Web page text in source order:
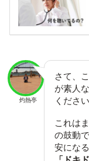
灼熱亭
さて、
が素人
ください
これは
の鼓動
安にな